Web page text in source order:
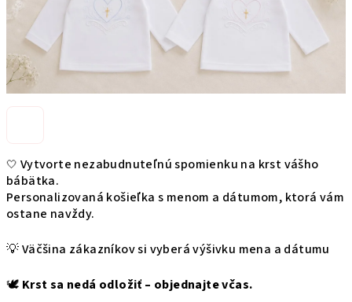
🤍 Vytvorte nezabudnuteľnú spomienku na krst vášho
bábätka.
Personalizovaná košieľka s menom a dátumom, ktorá vám
ostane navždy.
💡 Väčšina zákazníkov si vyberá výšivku mena a dátumu
🕊️ Krst sa nedá odložiť – objednajte včas.